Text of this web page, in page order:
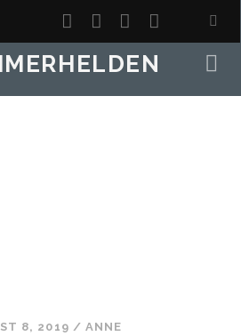
twitterfacebookinstagram
youtube
8, 2019 / ANNE